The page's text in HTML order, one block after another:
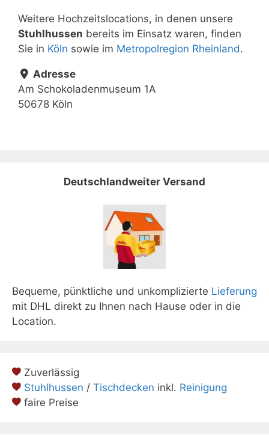
Weitere Hochzeitslocations, in denen unsere
Stuhlhussen bereits im Einsatz waren, finden
Sie in Köln sowie im Metropolregion Rheinland.
Adresse
Am Schokoladenmuseum 1A
50678 Köln
Deutschlandweiter Versand
Bequeme, pünktliche und unkomplizierte Lieferung
mit DHL direkt zu Ihnen nach Hause oder in die
Location.
Zuverlässig
Stuhlhussen / Tischdecken inkl. Reinigung
faire Preise